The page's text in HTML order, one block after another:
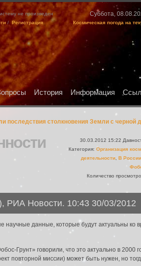
Суббота,
Космическая погода на
не произведен
/ Регистрация
История Информация
последствия столкновения Земли с черной
30.03.2012 15:22
Категория: Организация
деятельности В России
Количество
Новости. 10:43 30/03/2012
научные данные, которые будут актуальны ко
Грунт» говорили, что это актуально в 2000
повторной миссии) может быть нужен, но